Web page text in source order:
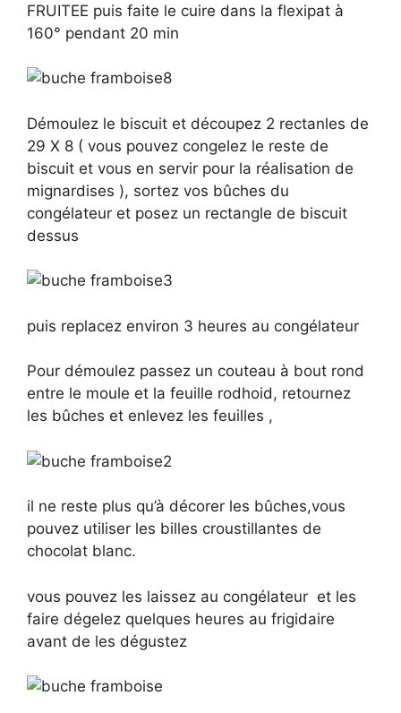
FRUITEE puis faite le cuire dans la flexipat à
160° pendant 20 min
Démoulez le biscuit et découpez 2 rectanles de
29 X 8 ( vous pouvez congelez le reste de
biscuit et vous en servir pour la réalisation de
mignardises ), sortez vos bûches du
congélateur et posez un rectangle de biscuit
dessus
puis replacez environ 3 heures au congélateur
Pour démoulez passez un couteau à bout rond
entre le moule et la feuille rodhoid, retournez
les bûches et enlevez les feuilles ,
il ne reste plus qu’à décorer les bûches,vous
pouvez utiliser les billes croustillantes de
chocolat blanc.
vous pouvez les laissez au congélateur et les
faire dégelez quelques heures au frigidaire
avant de les dégustez